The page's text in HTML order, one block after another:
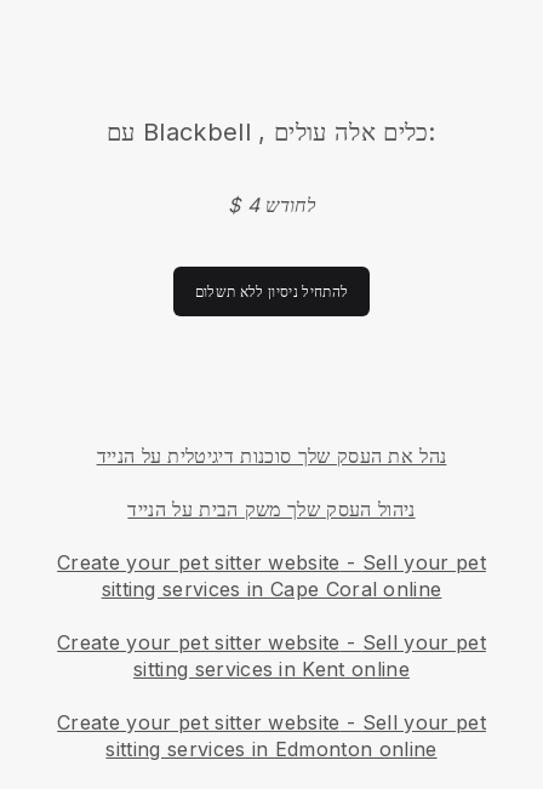
Blackbell , כלים אלה עולים:
$ 4 לחודש
להתחיל ניסיון ללא תשלום
נהל את העסק שלך סוכנות דיגיטלית על הנייד
ניהול העסק שלך משק הבית על הנייד
Create your pet sitter website - Sell your pet
sitting services in Cape Coral online
Create your pet sitter website - Sell your pet
sitting services in Kent online
Create your pet sitter website - Sell your pet
sitting services in Edmonton online